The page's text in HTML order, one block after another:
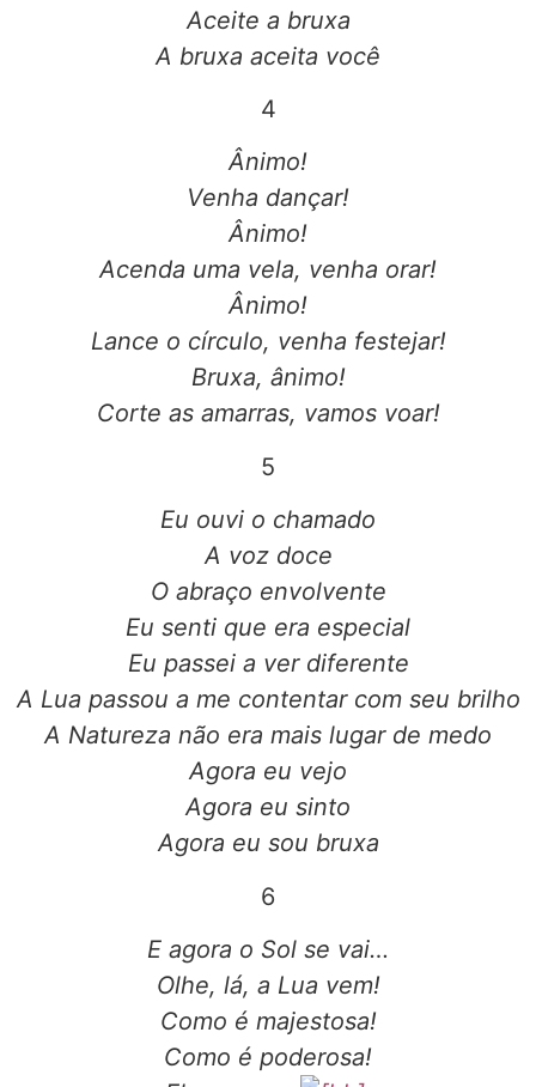
Aceite a bruxa
A bruxa aceita você
4
Ânimo!
Venha dançar!
Ânimo!
Acenda uma vela, venha orar!
Ânimo!
Lance o círculo, venha festejar!
Bruxa, ânimo!
Corte as amarras, vamos voar!
5
Eu ouvi o chamado
A voz doce
O abraço envolvente
Eu senti que era especial
Eu passei a ver diferente
A Lua passou a me contentar com seu brilho
A Natureza não era mais lugar de medo
Agora eu vejo
Agora eu sinto
Agora eu sou bruxa
6
E agora o Sol se vai…
Olhe, lá, a Lua vem!
Como é majestosa!
Como é poderosa!